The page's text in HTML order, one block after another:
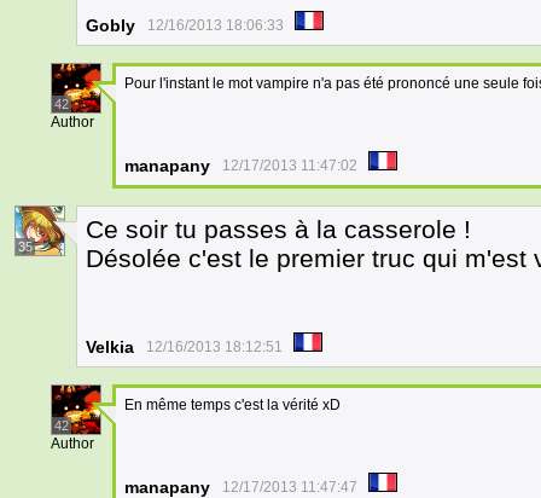
Gobly 12/16/2013 18:06:33
42
Author
Pour l'instant le mot vampire n'a pas été prononcé une seule
manapany 12/17/2013 11:47:02
35
Ce soir tu passes à la casserole !
Désolée c'est le premier truc qui m'est
Velkia 12/16/2013 18:12:51
42
Author
En même temps c'est la vérité xD
manapany 12/17/2013 11:47:47